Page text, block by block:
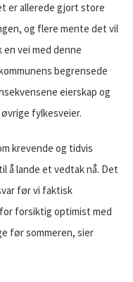
er allerede gjort store
og flere mente det vil
vei med denne
begrensede
eierskap og
fylkesveier.
krevende og tidvis
å lande et vedtak nå. Det
før vi faktisk
forsiktig optimist med
før sommeren, sier